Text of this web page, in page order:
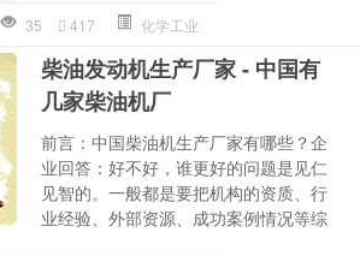
35 417 化学工业
柴油发动机生产厂家 - 中国有
几家柴油机厂
前言：中国柴油机生产厂家有哪些？企
业回答：好不好，谁更好的问题是见仁
见智的。一般都是要把机构的资质、行
业经验、外部资源、成功案例情况等综